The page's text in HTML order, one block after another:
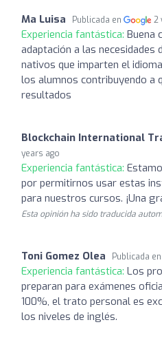
Ma Luisa Publicada en 2
Experiencia fantástica: Buena
adaptación a las
nativos que imparten el
los alumnos contribuyendo a
resultados
Blockchain International
years ago
Experiencia fantástica:
por permitirnos usar estas
para nuestros cursos. ¡Una
Esta opinión ha sido traducida
Toni Gomez Olea Publicada en
Experiencia fantástica: Los
preparan para exámenes
100%, el trato personal es
los niveles de inglés.